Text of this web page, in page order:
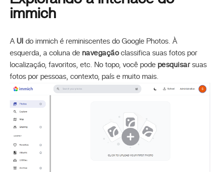
immich
A UI do immich é reminiscentes do Google Photos. À
esquerda, a coluna de navegaçãoclassifica suas fotos por
localização, favoritos, etc. No topo, você pode pesquisarsuas
fotos por pessoas, contexto, país e muito mais.